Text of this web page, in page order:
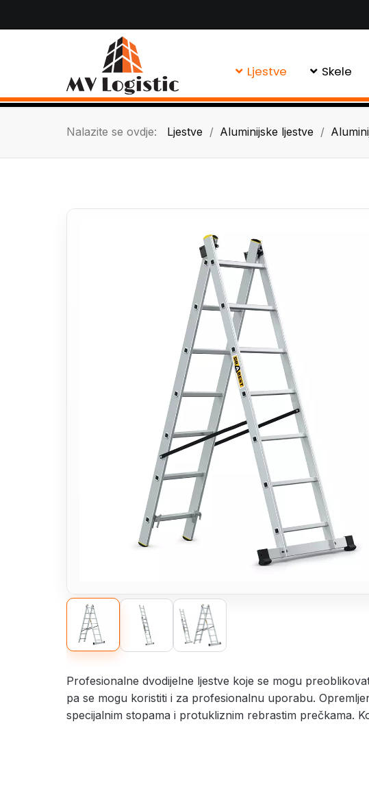
Ljestve Skele
Nalazite se ovdje: Ljestve Aluminijske ljestve
Profesionalne dvodijelne ljestve koje se mogu
pa se mogu koristiti i za profesionalnu uporabu.
specijalnim stopama i protukliznim rebrastim prečkama.